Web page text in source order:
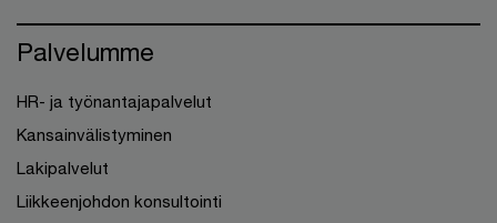
Palvelumme
HR- ja työnantajapalvelut
Kansainvälistyminen
Lakipalvelut
Liikkeenjohdon konsultointi